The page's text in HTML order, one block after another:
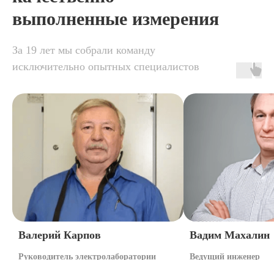
выполненные измерения
За 19 лет мы собрали команду
исключительно опытных специалистов
Валерий Карпов
Руководитель электролаборатории
Вадим Махалин
Ведущий инженер